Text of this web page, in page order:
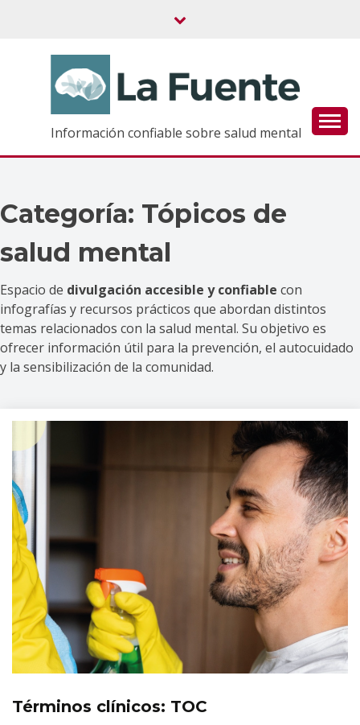
Información confiable sobre salud mental
Categoría: Tópicos de
salud mental
Espacio de divulgación accesible y confiable con
infografías y recursos prácticos que abordan distintos
temas relacionados con la salud mental. Su objetivo es
ofrecer información útil para la prevención, el autocuidado
y la sensibilización de la comunidad.
Tópicos
Términos clínicos: TOC